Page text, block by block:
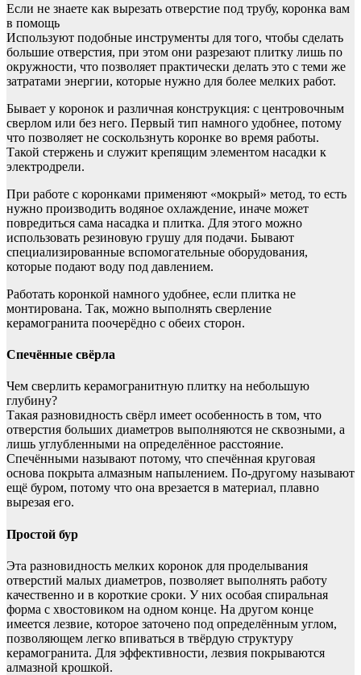
Если не знаете как вырезать отверстие под трубу, коронка вам
в помощь
Используют подобные инструменты для того, чтобы сделать
большие отверстия, при этом они разрезают плитку лишь по
окружности, что позволяет практически делать это с теми же
затратами энергии, которые нужно для более мелких работ.
Бывает у коронок и различная конструкция: с центровочным
сверлом или без него. Первый тип намного удобнее, потому
что позволяет не соскользнуть коронке во время работы.
Такой стержень и служит крепящим элементом насадки к
электродрели.
При работе с коронками применяют «мокрый» метод, то есть
нужно производить водяное охлаждение, иначе может
повредиться сама насадка и плитка. Для этого можно
использовать резиновую грушу для подачи. Бывают
специализированные вспомогательные оборудования,
которые подают воду под давлением.
Работать коронкой намного удобнее, если плитка не
монтирована. Так, можно выполнять сверление
керамогранита поочерёдно с обеих сторон.
Спечённые свёрла
Чем сверлить керамогранитную плитку на небольшую
глубину?
Такая разновидность свёрл имеет особенность в том, что
отверстия больших диаметров выполняются не сквозными, а
лишь углубленными на определённое расстояние.
Спечёнными называют потому, что спечённая круговая
основа покрыта алмазным напылением. По-другому называют
ещё буром, потому что она врезается в материал, плавно
вырезая его.
Простой бур
Эта разновидность мелких коронок для проделывания
отверстий малых диаметров, позволяет выполнять работу
качественно и в короткие сроки. У них особая спиральная
форма с хвостовиком на одном конце. На другом конце
имеется лезвие, которое заточено под определённым углом,
позволяющем легко впиваться в твёрдую структуру
керамогранита. Для эффективности, лезвия покрываются
алмазной крошкой.